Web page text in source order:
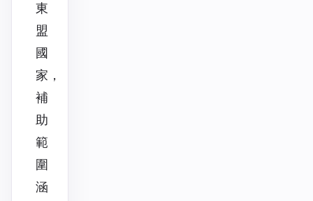
東
盟
國
家，
補
助
範
圍
涵